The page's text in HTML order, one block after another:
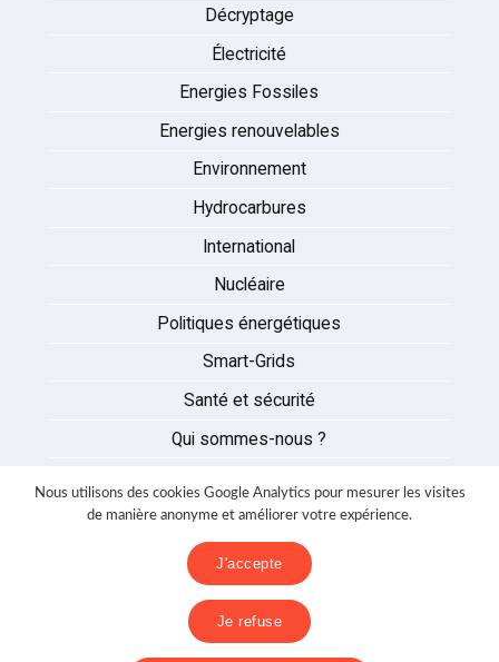
Décryptage
Électricité
Energies Fossiles
Energies renouvelables
Environnement
Hydrocarbures
International
Nucléaire
Politiques énergétiques
Smart-Grids
Santé et sécurité
Qui sommes-nous ?
Partenaires
Nous contacter
Politique de confidentialité
Nous utilisons des cookies Google Analytics pour mesurer les visites
de manière anonyme et améliorer votre expérience.
J'accepte
Je refuse